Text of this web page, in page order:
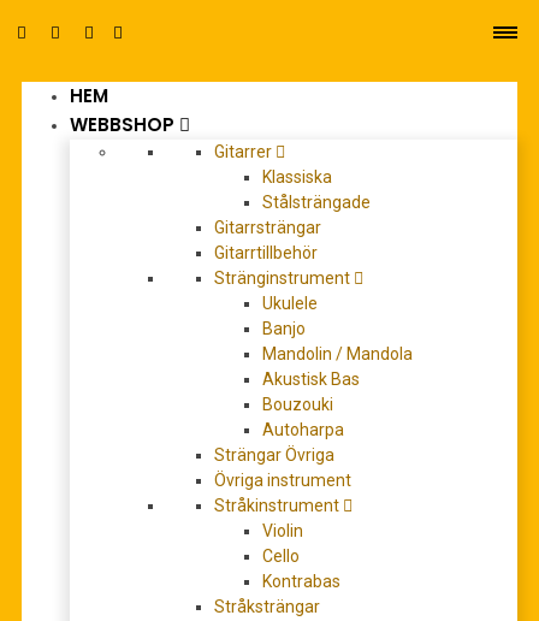
HEM
WEBBSHOP
Gitarrer
Klassiska
Stålsträngade
Gitarrsträngar
Gitarrtillbehör
Stränginstrument
Ukulele
Banjo
Mandolin / Mandola
Akustisk Bas
Bouzouki
Autoharpa
Strängar Övriga
Övriga instrument
Stråkinstrument
Violin
Cello
Kontrabas
Stråksträngar
classics to moderns 5